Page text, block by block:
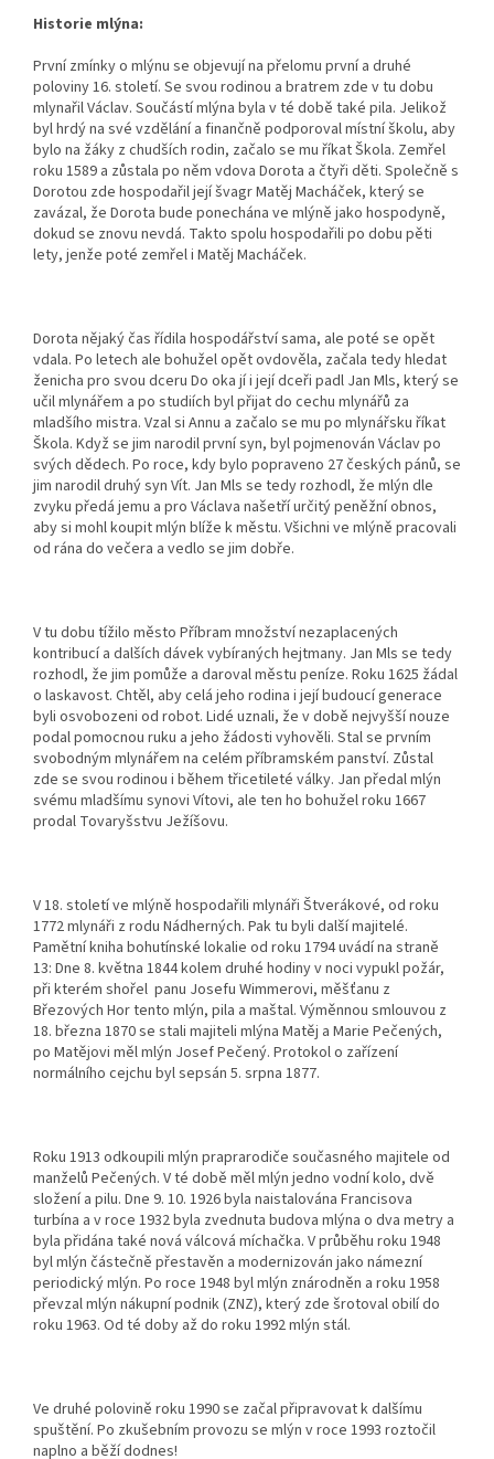
Historie mlýna:
První zmínky o mlýnu se objevují na přelomu první a druhé
poloviny 16. století. Se svou rodinou a bratrem zde v tu dobu
mlynařil Václav. Součástí mlýna byla v té době také pila. Jelikož
byl hrdý na své vzdělání a finančně podporoval místní školu, aby
bylo na žáky z chudších rodin, začalo se mu říkat Škola. Zemřel
roku 1589 a zůstala po něm vdova Dorota a čtyři děti. Společně s
Dorotou zde hospodařil její švagr Matěj Macháček, který se
zavázal, že Dorota bude ponechána ve mlýně jako hospodyně,
dokud se znovu nevdá. Takto spolu hospodařili po dobu pěti
lety, jenže poté zemřel i Matěj Macháček.
Dorota nějaký čas řídila hospodářství sama, ale poté se opět
vdala. Po letech ale bohužel opět ovdověla, začala tedy hledat
ženicha pro svou dceru Do oka jí i její dceři padl Jan Mls, který se
učil mlynářem a po studiích byl přijat do cechu mlynářů za
mladšího mistra. Vzal si Annu a začalo se mu po mlynářsku říkat
Škola. Když se jim narodil první syn, byl pojmenován Václav po
svých dědech. Po roce, kdy bylo popraveno 27 českých pánů, se
jim narodil druhý syn Vít. Jan Mls se tedy rozhodl, že mlýn dle
zvyku předá jemu a pro Václava našetří určitý peněžní obnos,
aby si mohl koupit mlýn blíže k městu. Všichni ve mlýně pracovali
od rána do večera a vedlo se jim dobře.
V tu dobu tížilo město Příbram množství nezaplacených
kontribucí a dalších dávek vybíraných hejtmany. Jan Mls se tedy
rozhodl, že jim pomůže a daroval městu peníze. Roku 1625 žádal
o laskavost. Chtěl, aby celá jeho rodina i její budoucí generace
byli osvobozeni od robot. Lidé uznali, že v době nejvyšší nouze
podal pomocnou ruku a jeho žádosti vyhověli. Stal se prvním
svobodným mlynářem na celém příbramském panství. Zůstal
zde se svou rodinou i během třicetileté války. Jan předal mlýn
svému mladšímu synovi Vítovi, ale ten ho bohužel roku 1667
prodal Tovaryšstvu Ježíšovu.
V 18. století ve mlýně hospodařili mlynáři Štverákové, od roku
1772 mlynáři z rodu Nádherných. Pak tu byli další majitelé.
Pamětní kniha bohutínské lokalie od roku 1794 uvádí na straně
13: Dne 8. května 1844 kolem druhé hodiny v noci vypukl požár,
při kterém shořel panu Josefu Wimmerovi, měšťanu z
Březových Hor tento mlýn, pila a maštal. Výměnnou smlouvou z
18. března 1870 se stali majiteli mlýna Matěj a Marie Pečených,
po Matějovi měl mlýn Josef Pečený. Protokol o zařízení
normálního cejchu byl sepsán 5. srpna 1877.
Roku 1913 odkoupili mlýn praprarodiče současného majitele od
manželů Pečených. V té době měl mlýn jedno vodní kolo, dvě
složení a pilu. Dne 9. 10. 1926 byla naistalována Francisova
turbína a v roce 1932 byla zvednuta budova mlýna o dva metry a
byla přidána také nová válcová míchačka. V průběhu roku 1948
byl mlýn částečně přestavěn a modernizován jako námezní
periodický mlýn. Po roce 1948 byl mlýn znárodněn a roku 1958
převzal mlýn nákupní podnik (ZNZ), který zde šrotoval obilí do
roku 1963. Od té doby až do roku 1992 mlýn stál.
Ve druhé polovině roku 1990 se začal připravovat k dalšímu
spuštění. Po zkušebním provozu se mlýn v roce 1993 roztočil
naplno a běží dodnes!